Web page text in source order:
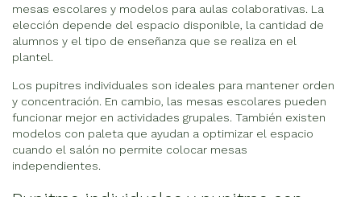
mesas escolares y modelos para aulas colaborativas. La
elección depende del espacio disponible, la cantidad de
alumnos y el tipo de enseñanza que se realiza en el
plantel.
Los pupitres individuales son ideales para mantener orden
y concentración. En cambio, las mesas escolares pueden
funcionar mejor en actividades grupales. También existen
modelos con paleta que ayudan a optimizar el espacio
cuando el salón no permite colocar mesas
independientes.